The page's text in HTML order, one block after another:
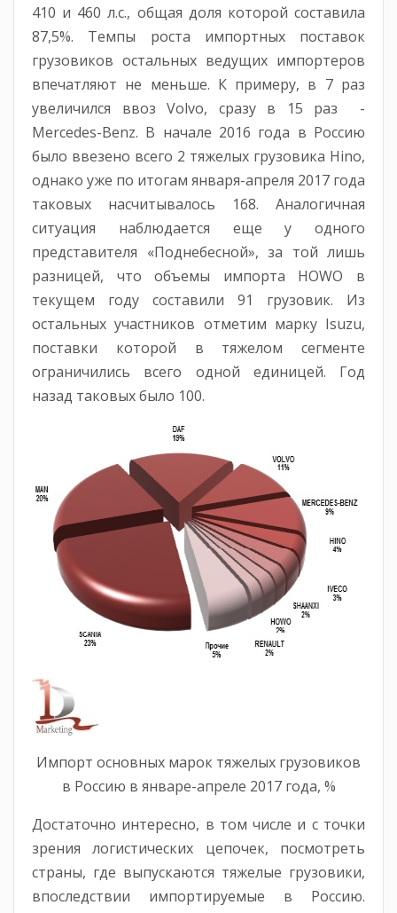
410 и 460 л.с., общая доля которой составила
87,5%. Темпы роста импортных поставок
грузовиков остальных ведущих импортеров
впечатляют не меньше. К примеру, в 7 раз
увеличился ввоз Volvo, сразу в 15 раз -
Mercedes-Benz. В начале 2016 года в Россию
было ввезено всего 2 тяжелых грузовика Hino,
однако уже по итогам января-апреля 2017 года
таковых насчитывалось 168. Аналогичная
ситуация наблюдается еще у одного
представителя «Поднебесной», за той лишь
разницей, что объемы импорта HOWO в
текущем году составили 91 грузовик. Из
остальных участников отметим марку Isuzu,
поставки которой в тяжелом сегменте
ограничились всего одной единицей. Год
назад таковых было 100.
Импорт основных марок тяжелых грузовиков
в Россию в январе-апреле 2017 года, %
Достаточно интересно, в том числе и с точки
зрения логистических цепочек, посмотреть
страны, где выпускаются тяжелые грузовики,
впоследствии импортируемые в Россию.